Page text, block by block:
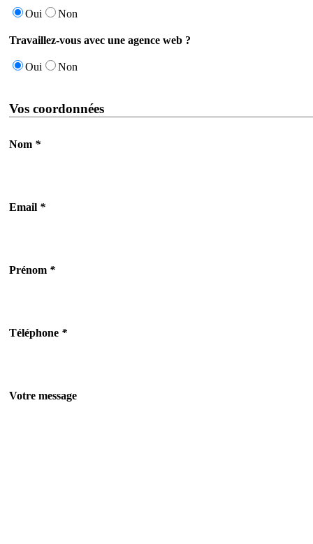
Oui Non
Travaillez-vous avec une agence web ?
Oui Non
Vos coordonnées
Nom *
Email *
Prénom *
Téléphone *
Votre message